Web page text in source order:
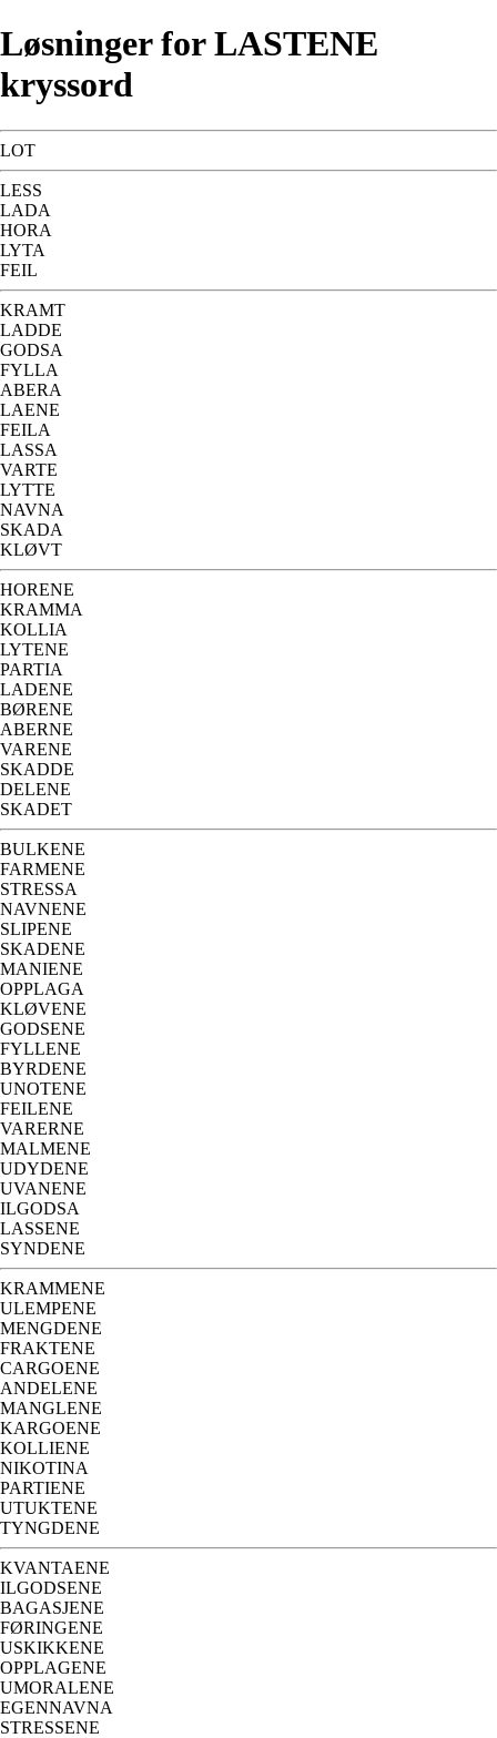
Løsninger for LASTENE
kryssord
LOT
LESS
LADA
HORA
LYTA
FEIL
KRAMT
LADDE
GODSA
FYLLA
ABERA
LAENE
FEILA
LASSA
VARTE
LYTTE
NAVNA
SKADA
KLØVT
HORENE
KRAMMA
KOLLIA
LYTENE
PARTIA
LADENE
BØRENE
ABERNE
VARENE
SKADDE
DELENE
SKADET
BULKENE
FARMENE
STRESSA
NAVNENE
SLIPENE
SKADENE
MANIENE
OPPLAGA
KLØVENE
GODSENE
FYLLENE
BYRDENE
UNOTENE
FEILENE
VARERNE
MALMENE
UDYDENE
UVANENE
ILGODSA
LASSENE
SYNDENE
KRAMMENE
ULEMPENE
MENGDENE
FRAKTENE
CARGOENE
ANDELENE
MANGLENE
KARGOENE
KOLLIENE
NIKOTINA
PARTIENE
UTUKTENE
TYNGDENE
KVANTAENE
ILGODSENE
BAGASJENE
FØRINGENE
USKIKKENE
OPPLAGENE
UMORALENE
EGENNAVNA
STRESSENE